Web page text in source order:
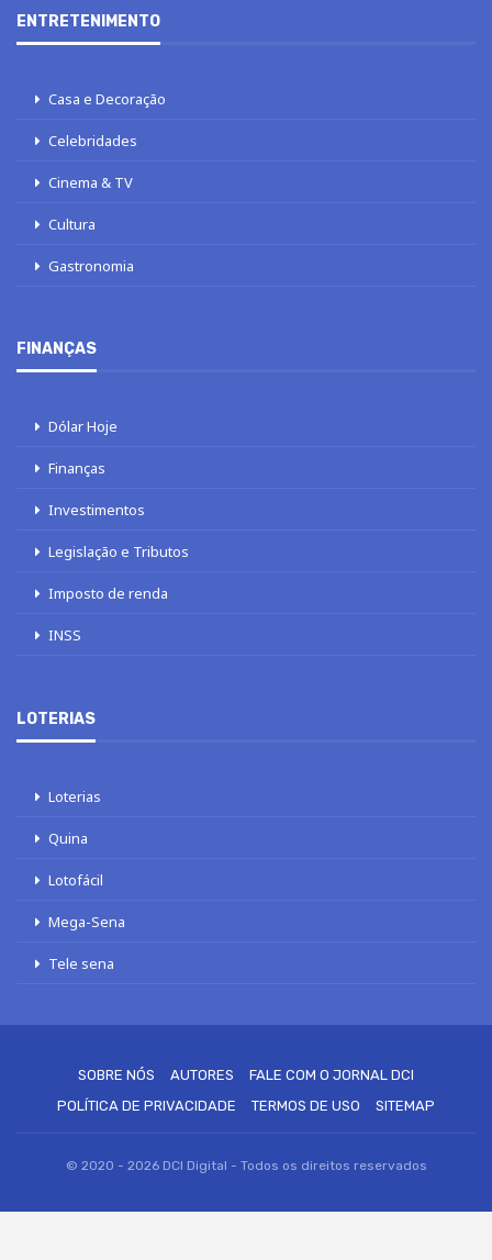
ENTRETENIMENTO
Casa e Decoração
Celebridades
Cinema & TV
Cultura
Gastronomia
FINANÇAS
Dólar Hoje
Finanças
Investimentos
Legislação e Tributos
Imposto de renda
INSS
LOTERIAS
Loterias
Quina
Lotofácil
Mega-Sena
Tele sena
SOBRE NÓS AUTORES
FALE COM O JORNAL DCI
POLÍTICA DE PRIVACIDADE
TERMOS DE USO SITEMAP
© 2020 - 2026 DCI Digital - Todos os direitos reservados